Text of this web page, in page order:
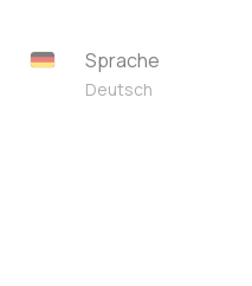
Sprache
Deutsch